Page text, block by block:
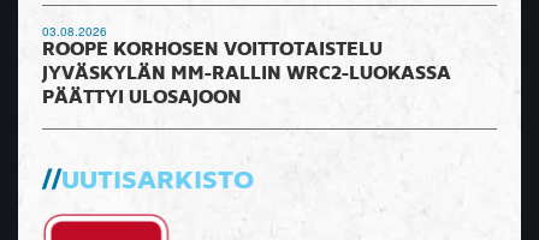
03.08.2026
ROOPE KORHOSEN VOITTOTAISTELU
JYVÄSKYLÄN MM-RALLIN WRC2-LUOKASSA
PÄÄTTYI ULOSAJOON
UUTISARKISTO